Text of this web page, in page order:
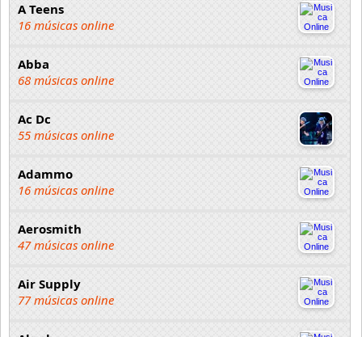
A Teens
16 músicas online
Abba
68 músicas online
Ac Dc
55 músicas online
Adammo
16 músicas online
Aerosmith
47 músicas online
Air Supply
77 músicas online